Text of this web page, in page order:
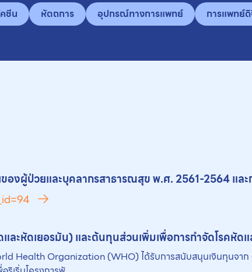
ซีน หัตถการ อุปกรณ์ทางการแพทย์ การแพทย์
งผู้ป่วยและบุคลากรสาธารณสุข พ.ศ. 2561-2564 แล
ละหัดเยอรมัน) และต้นทุนส่วนเพิ่มเพื่อการกำจัดโรคหัดแ
Health Organization (WHO) ได้รับการสนับสนุนเงินทุนจา